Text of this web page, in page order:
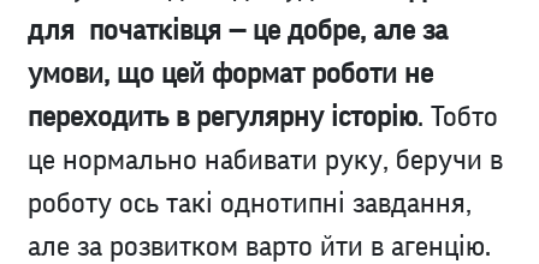
для початківця — це добре, але за
умови, що цей формат роботи не
переходить в регулярну історію. Тобто
це нормально набивати руку, беручи в
роботу ось такі однотипні завдання,
але за розвитком варто йти в агенцію.